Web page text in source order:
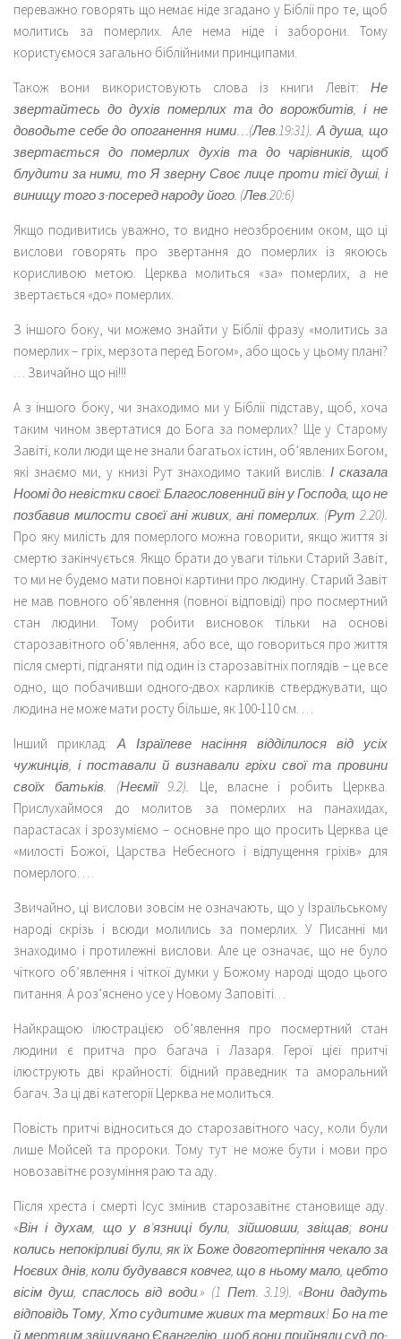
переважно говорять що немає ніде згадано у Біблії про те, щоб
молитись за померлих. Але нема ніде і заборони. Тому
користуємося загально біблійними принципами.
Також вони використовують слова із книги Левіт: Не
звертайтесь до духів померлих та до ворожбитів, і не
доводьте себе до опоганення ними…(Лев.19:31). А душа, що
звертається до померлих духів та до чарівників, щоб
блудити за ними, то Я зверну Своє лице проти тієї душі, і
винищу того з-посеред народу його. (Лев.20:6)
Якщо подивитись уважно, то видно неозброєним оком, що ці
вислови говорять про звертання до померлих із якоюсь
корисливою метою. Церква молиться «за» померлих, а не
звертається «до» померлих.
З іншого боку, чи можемо знайти у Біблії фразу «молитись за
померлих – гріх, мерзота перед Богом», або щось у цьому плані?
… Звичайно що ні!!!
А з іншого боку, чи знаходимо ми у Біблії підставу, щоб, хоча
таким чином звертатися до Бога за померлих? Ще у Старому
Завіті, коли люди ще не знали багатьох істин, об’явлених Богом,
які знаємо ми, у книзі Рут знаходимо такий вислів:І сказала
Ноомі до невістки своєї: Благословенний він у Господа, що не
позбавив милости своєї ані живих, ані померлих. (Рут 2.20).
Про яку милість для померлого можна говорити, якщо життя зі
смертю закінчується. Якщо брати до уваги тільки Старий Завіт,
то ми не будемо мати повної картини про людину. Старий Завіт
не мав повного об’явлення (повної відповіді) про посмертний
стан людини. Тому робити висновок тільки на основі
старозавітного об’явлення, або все, що говориться про життя
після смерті, підганяти під один із старозавітніх поглядів – це все
одно, що побачивши одного-двох карликів стверджувати, що
людина не може мати росту більше, як 100-110 см. …
Інший приклад:А Ізраїлеве насіння відділилося від усіх
чужинців, і поставали й визнавали гріхи свої та провини
своїх батьків. (Неємії 9.2). Це, власне і робить Церква.
Прислухаймося до молитов за померлих на панахидах,
парастасах і зрозуміємо – основне про що просить Церква це
«милості Божої, Царства Небесного і відпущення гріхів» для
померлого. …
Звичайно, ці вислови зовсім не означають, що у Ізраїльському
народі скрізь і всюди молились за померлих. У Писанні ми
знаходимо і протилежні вислови. Але це означає, що не було
чіткого об’явлення і чіткої думки у Божому народі щодо цього
питання. А роз’яснено усе у Новому Заповіті…
Найкращою ілюстрацією об’явлення про посмертний стан
людини є притча про багача і Лазаря. Герої цієї притчі
ілюструють дві крайності: бідний праведник та аморальний
багач. За ці дві категорії Церква не молиться.
Повість притчі відноситься до старозавітного часу, коли були
лише Мойсей та пророки. Тому тут не може бути і мови про
новозавітнє розуміння раю та аду.
Після хреста і смерті Ісус змінив старозавітнє становище аду.
«Він і духам, що у в’язниці були, зійшовши, звіщав; вони
колись непокірливі були, як їх Боже довготерпіння чекало за
Ноєвих днів, коли будувався ковчег, що в ньому мало, цебто
вісім душ, спаслось від води.» (1 Пет. 3.19). «Вони дадуть
відповідь Тому, Хто судитиме живих та мертвих! Бо на те
й мертвим звіщувано Євангелію, щоб вони прийняли суд по-